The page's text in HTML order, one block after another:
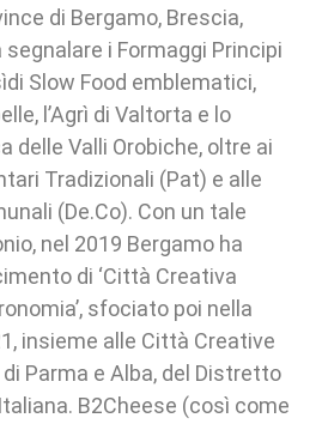
di Bergamo, Brescia,
segnalare i Formaggi Principi
Slow Food emblematici,
l’Agrì di Valtorta e lo
delle Valli Orobiche, oltre ai
Tradizionali (Pat) e alle
(De.Co). Con un tale
nel 2019 Bergamo ha
di ‘Città Creativa
sfociato poi nella
insieme alle Città Creative
Parma e Alba, del Distretto
B2Cheese (così come